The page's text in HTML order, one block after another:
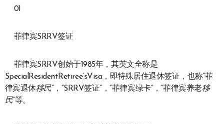
01
菲律宾SRRV签证
菲律宾SRRV创始于1985年，其英文全称是
SpecialResidentRetiree’sVisa，即特殊居住退休签证，也称“菲
律宾退休移民”，“SRRV签证”，“菲律宾绿卡”，“菲律宾养老移
民”等。